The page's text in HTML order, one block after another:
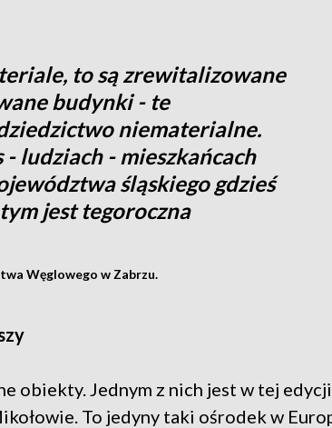
to są zrewitalizowane
budynki - te
niematerialne.
- ludziach - mieszkańcach
śląskiego gdzieś
jest tegoroczna
Węglowego w Zabrzu.
obiekty. Jednym z nich jest w tej edycji
To jedyny taki ośrodek w